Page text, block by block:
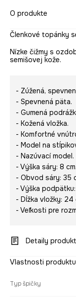
O produkte
Členkové topánky
Nízke čižmy s
semišovej kože.
- Zúžená,
- Spevnená päta.
- Gumená
- Kožená vložka.
- Komfortné
- Model na
- Nazúvací model.
- Výška sáry: 8 cm.
- Obvod sáry: 35
- Výška
- Dĺžka vložky: 24
- Veľkosti pre
Detaily
Vlastnosti produktu
Typ špičky